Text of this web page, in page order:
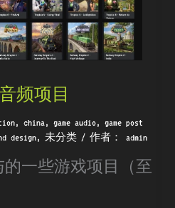
频项目
, china , game audio, game post
design, 未分类 / 作者： admin
一些游戏项目（至